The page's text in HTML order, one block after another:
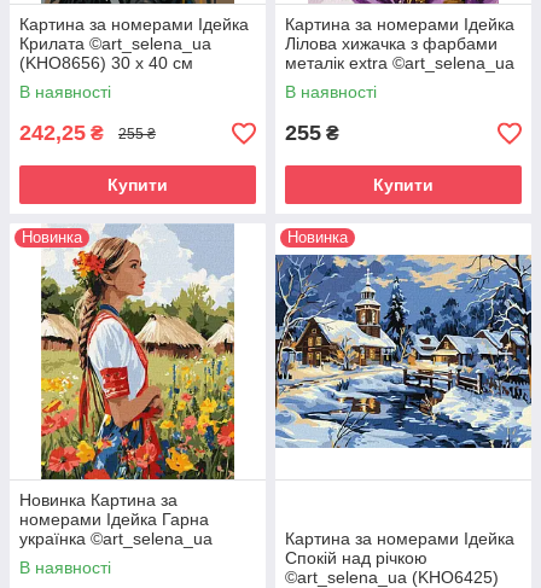
Картина за номерами Ідейка
Крилата ©art_selena_ua
(KHO8656) 30 х 40 см
В наявності
242,25 ₴ 255 ₴
Купити
Картина за номерами Ідейка
Лілова хижачка з фарбами
металік extra ©art_selena_ua
(KHO6728) 30 х 40 см
В наявності
255 ₴
Купити
Новинка
Новинка Картина за
номерами Ідейка Гарна
українка ©art_selena_ua
(KHO8485) 30 х 40 см
В наявності
Новинка
Картина за номерами Ідейка
Спокій над річкою
©art_selena_ua (KHO6425)